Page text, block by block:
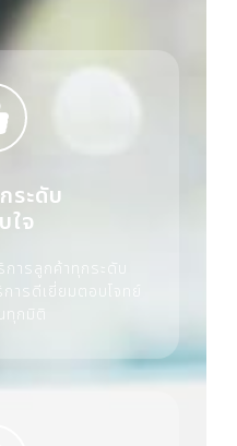
ระดับ
ใจ
ารลูกค้าทุกระดับ
ารดีเยี่ยมตอบโจทย์
กมิติ